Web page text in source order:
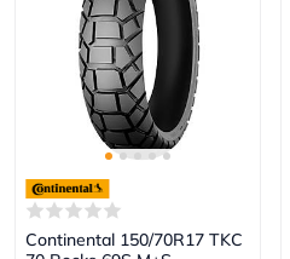
Continental 150/70R17 TKC